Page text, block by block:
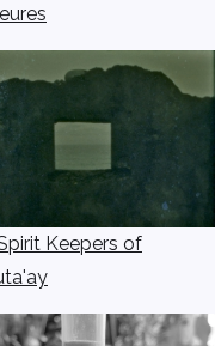
Keepers of